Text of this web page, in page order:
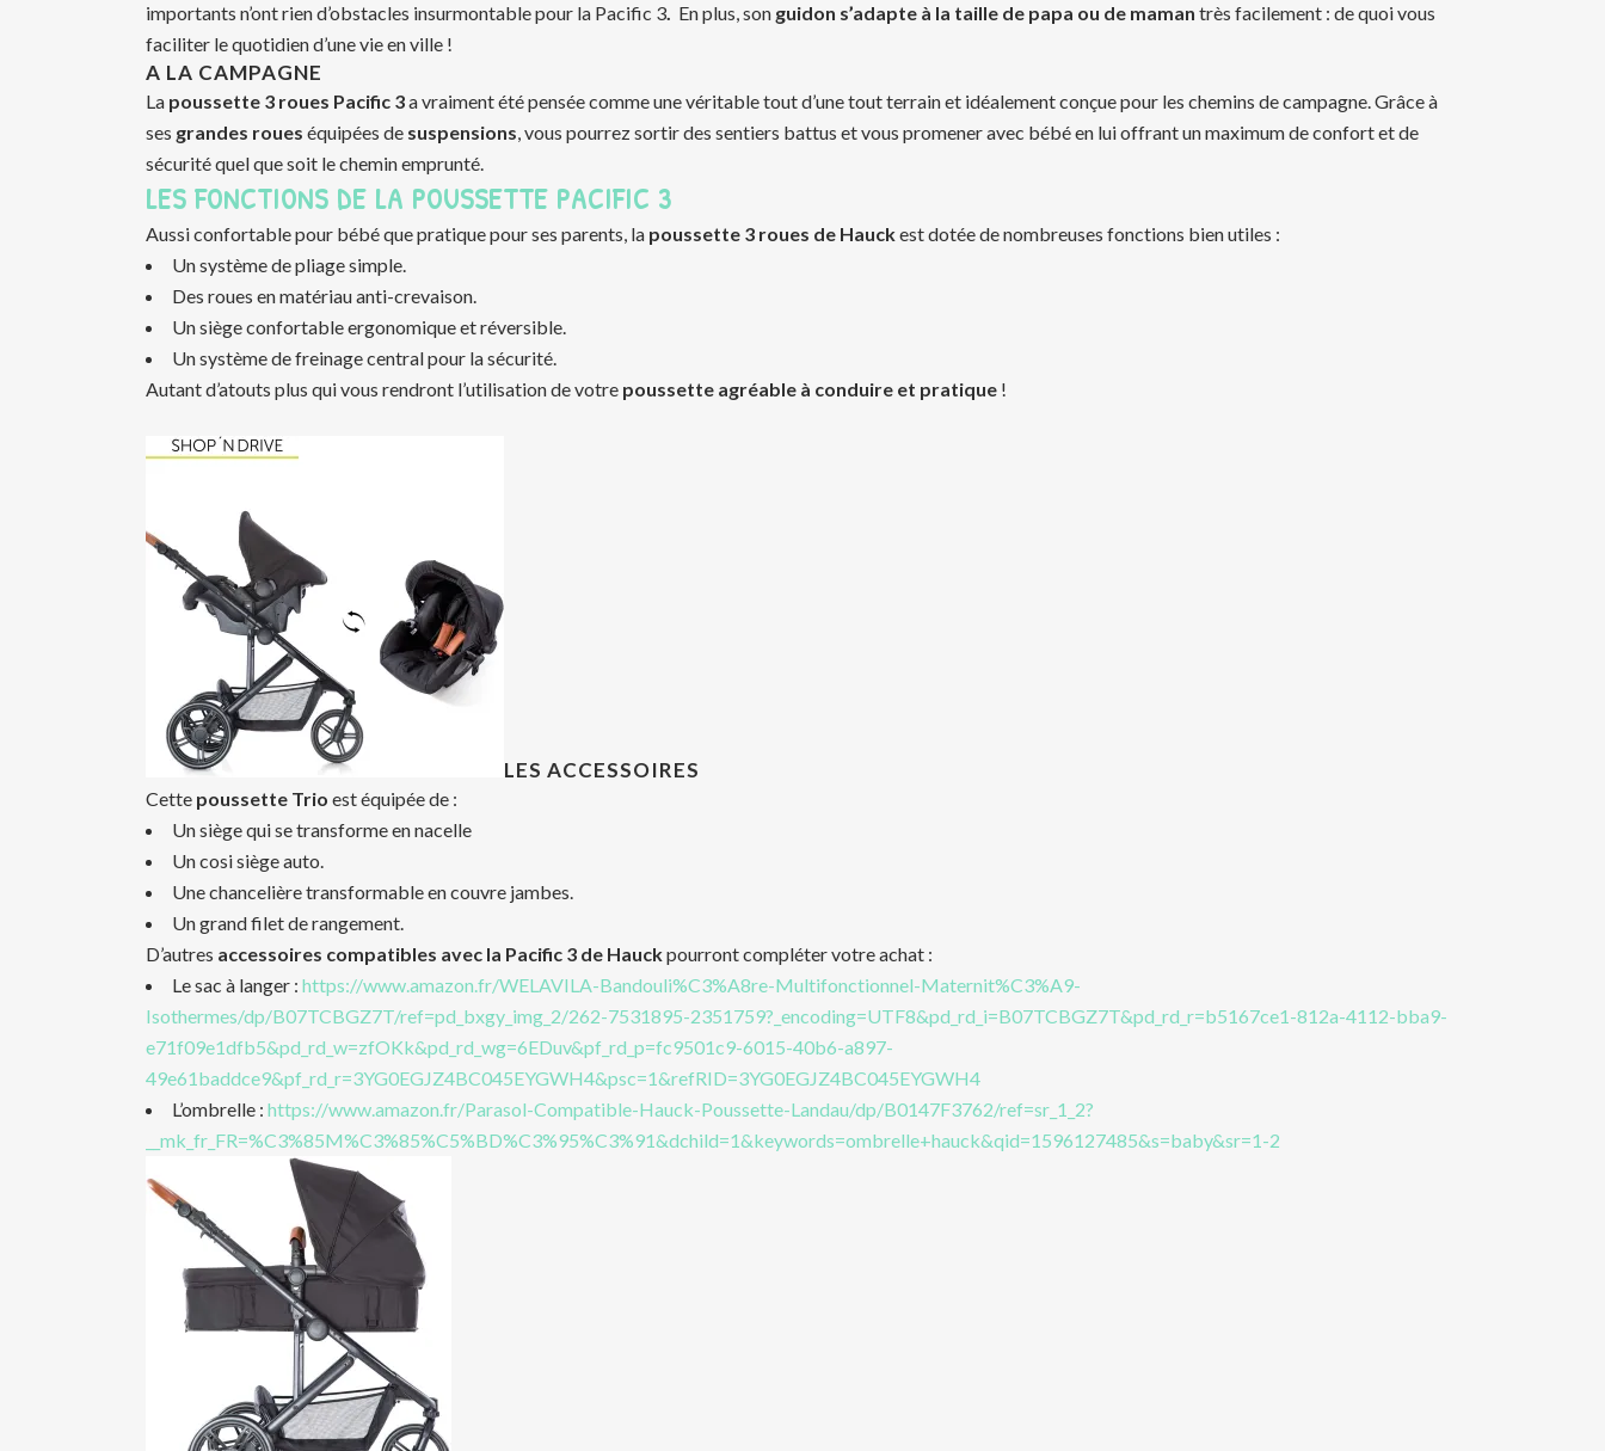
importants n’ont rien d’obstacles insurmontable pour la Pacific 3. En plus, son guidon s’adapte à la taille de papa ou de maman très facilement : de quoi vous
faciliter le quotidien d’une vie en ville !
A LA CAMPAGNE
La poussette 3 roues Pacific 3a vraiment été pensée comme une véritable tout d’une tout terrain et idéalement conçue pour les chemins de campagne. Grâce à
ses grandes roues équipées de suspensions, vous pourrez sortir des sentiers battus et vous promener avec bébé en lui offrant un maximum de confort et de
sécurité quel que soit le chemin emprunté.
LES FONCTIONS DE LA POUSSETTE PACIFIC 3
Aussi confortable pour bébé que pratique pour ses parents, la poussette 3 roues de Hauckest dotée de nombreuses fonctions bien utiles :
Un système de pliage simple.
Des roues en matériau anti-crevaison.
Un siège confortable ergonomique et réversible.
Un système de freinage central pour la sécurité.
Autant d’atouts plus qui vous rendront l’utilisation de votre poussette agréable à conduire et pratique !
LES ACCESSOIRES
Cette poussette Trio est équipée de :
Un siège qui se transforme en nacelle
Un cosi siège auto.
Une chancelière transformable en couvre jambes.
Un grand filet de rangement.
D’autres accessoires compatibles avec la Pacific 3 de Hauckpourront compléter votre achat :
Le sac à langer : https://www.amazon.fr/WELAVILA-Bandouli%C3%A8re-Multifonctionnel-Maternit%C3%A9-
Isothermes/dp/B07TCBGZ7T/ref=pd_bxgy_img_2/262-7531895-2351759?_encoding=UTF8&pd_rd_i=B07TCBGZ7T&pd_rd_r=b5167ce1-812a-4112-bba9-
e71f09e1dfb5&pd_rd_w=zfOKk&pd_rd_wg=6EDuv&pf_rd_p=fc9501c9-6015-40b6-a897-
49e61baddce9&pf_rd_r=3YG0EGJZ4BC045EYGWH4&psc=1&refRID=3YG0EGJZ4BC045EYGWH4
L’ombrelle : https://www.amazon.fr/Parasol-Compatible-Hauck-Poussette-Landau/dp/B0147F3762/ref=sr_1_2?
__mk_fr_FR=%C3%85M%C3%85%C5%BD%C3%95%C3%91&dchild=1&keywords=ombrelle+hauck&qid=1596127485&s=baby&sr=1-2